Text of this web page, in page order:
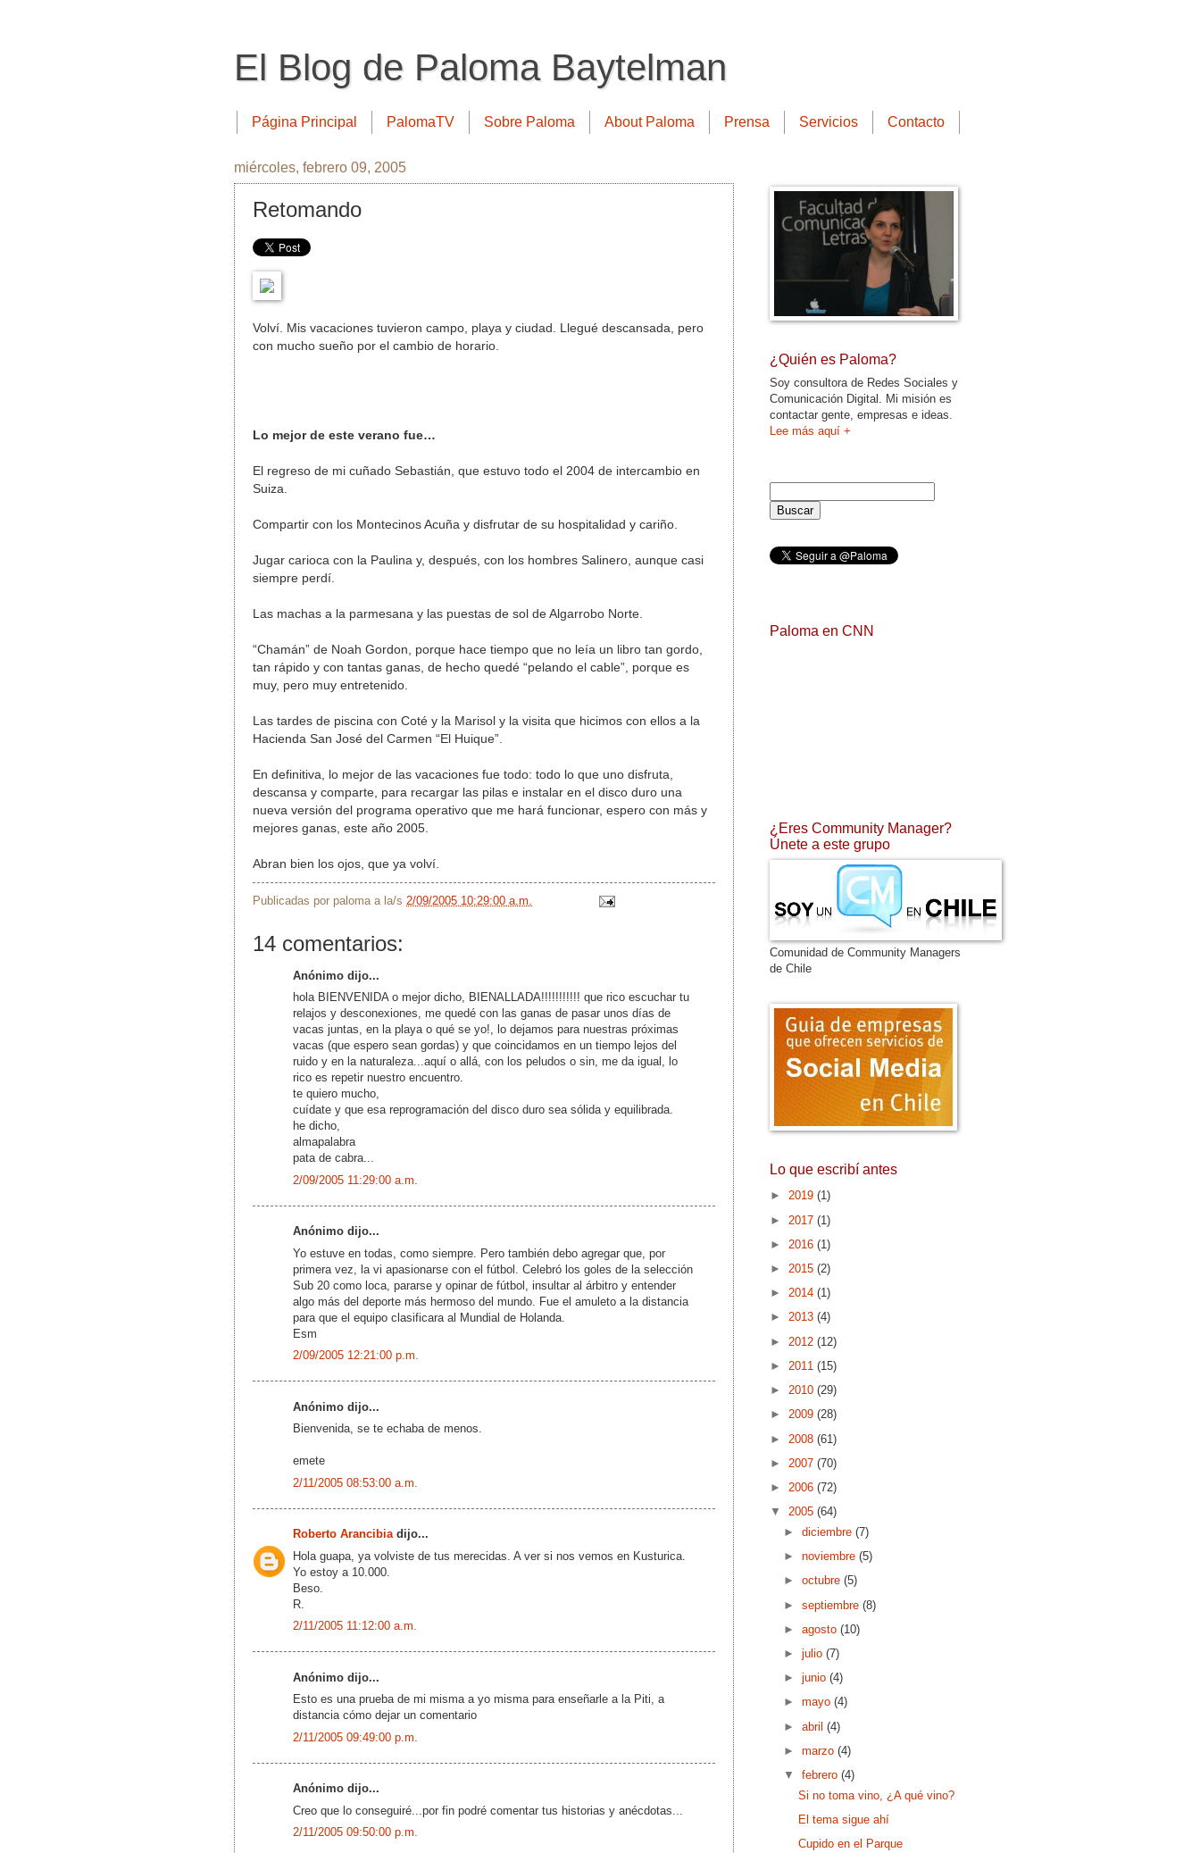
El Blog de Paloma Baytelman
Página Principal PalomaTV Sobre Paloma About Paloma Prensa Servicios Contacto
miércoles, febrero 09, 2005
Retomando
Volví. Mis vacaciones tuvieron campo, playa y ciudad. Llegué descansada, pero
con mucho sueño por el cambio de horario.
Lo mejor de este verano fue…
El regreso de mi cuñado Sebastián, que estuvo todo el 2004 de intercambio en
Suiza.
Compartir con los Montecinos Acuña y disfrutar de su hospitalidad y cariño.
Jugar carioca con la Paulina y, después, con los hombres Salinero, aunque casi
siempre perdí.
Las machas a la parmesana y las puestas de sol de Algarrobo Norte.
“Chamán” de Noah Gordon, porque hace tiempo que no leía un libro tan gordo,
tan rápido y con tantas ganas, de hecho quedé “pelando el cable”, porque es
muy, pero muy entretenido.
Las tardes de piscina con Coté y la Marisol y la visita que hicimos con ellos a la
Hacienda San José del Carmen “El Huique”.
En definitiva, lo mejor de las vacaciones fue todo: todo lo que uno disfruta,
descansa y comparte, para recargar las pilas e instalar en el disco duro una
nueva versión del programa operativo que me hará funcionar, espero con más y
mejores ganas, este año 2005.
Abran bien los ojos, que ya volví.
Publicadas por paloma a la/s 2/09/2005 10:29:00 a.m.
14 comentarios:
Anónimo dijo...
hola BIENVENIDA o mejor dicho, BIENALLADA!!!!!!!!!!! que rico escuchar tu
relajos y desconexiones, me quedé con las ganas de pasar unos días de
vacas juntas, en la playa o qué se yo!, lo dejamos para nuestras próximas
vacas (que espero sean gordas) y que coincidamos en un tiempo lejos del
ruido y en la naturaleza...aquí o allá, con los peludos o sin, me da igual, lo
rico es repetir nuestro encuentro.
te quiero mucho,
cuídate y que esa reprogramación del disco duro sea sólida y equilibrada.
he dicho,
almapalabra
pata de cabra...
2/09/2005 11:29:00 a.m.
Anónimo dijo...
Yo estuve en todas, como siempre. Pero también debo agregar que, por
primera vez, la vi apasionarse con el fútbol. Celebró los goles de la selección
Sub 20 como loca, pararse y opinar de fútbol, insultar al árbitro y entender
algo más del deporte más hermoso del mundo. Fue el amuleto a la distancia
para que el equipo clasificara al Mundial de Holanda.
Esm
2/09/2005 12:21:00 p.m.
Anónimo dijo...
Bienvenida, se te echaba de menos.
emete
2/11/2005 08:53:00 a.m.
Roberto Arancibiadijo...
Hola guapa, ya volviste de tus merecidas. A ver si nos vemos en Kusturica.
Yo estoy a 10.000.
Beso.
R.
2/11/2005 11:12:00 a.m.
Anónimo dijo...
Esto es una prueba de mi misma a yo misma para enseñarle a la Piti, a
distancia cómo dejar un comentario
2/11/2005 09:49:00 p.m.
Anónimo dijo...
Creo que lo conseguiré...por fin podré comentar tus historias y anécdotas...
2/11/2005 09:50:00 p.m.
¿Quién es Paloma?
Soy consultora de Redes Sociales y
Comunicación Digital. Mi misión es
contactar gente, empresas e ideas.
Lee más aquí +
Paloma en CNN
¿Eres Community Manager?
Únete a este grupo
Comunidad de Community Managers
de Chile
Lo que escribí antes
► 2019 (1)
► 2017 (1)
► 2016 (1)
► 2015 (2)
► 2014 (1)
► 2013 (4)
► 2012 (12)
► 2011 (15)
► 2010 (29)
► 2009 (28)
► 2008 (61)
► 2007 (70)
► 2006 (72)
▼ 2005 (64)
►diciembre(7)
►noviembre(5)
►octubre(5)
►septiembre(8)
►agosto(10)
►julio(7)
►junio(4)
►mayo(4)
►abril(4)
►marzo(4)
▼febrero(4)
Si no toma vino, ¿A qué vino?
El tema sigue ahí
Cupido en el Parque